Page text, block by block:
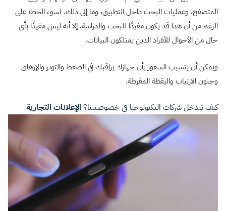
المتصفح، وعمليات البحث داخل التطبيق، وما إلى ذلك. لسوء الحظ؛ على
الرغم من أن هذا قد يكون مفيدًا للبحث والدراسة، إلا أنه ليس مفيدًا بأي
حال من الأحوال للأفراد الذين يمتلكون البيانات.
ويمكن أن يتسبب الشعور بأن جهازك يراقبك في الضغط والتوتر والإرهاق
وجنون الارتياب واليقظة المفرطة.
كيف تتدخل شركات التكنولوجيا في خصوصيتنا؟ الإعلانات التجارية